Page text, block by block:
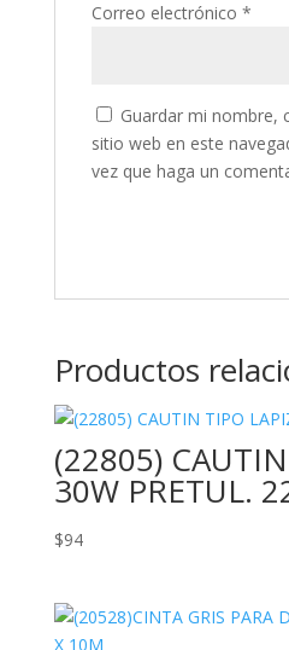
Correo electrónico *
Guardar mi nombre,
sitio web en este
vez que haga un
Productos
(22805)
30W PRETUL.
$94